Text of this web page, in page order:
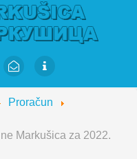
Proračun
Markušica za 2022.